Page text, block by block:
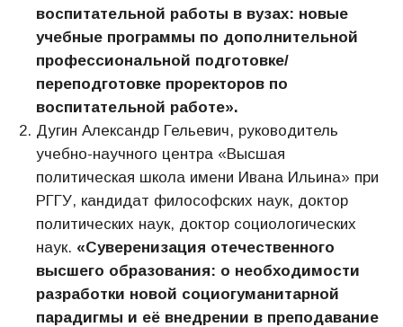
воспитательной работы в вузах: новые
учебные программы по дополнительной
профессиональной подготовке/
переподготовке проректоров по
воспитательной работе».
Дугин Александр Гельевич, руководитель
учебно-научного центра «Высшая
политическая школа имени Ивана Ильина» при
РГГУ, кандидат философских наук, доктор
политических наук, доктор социологических
наук. «Суверенизация отечественного
высшего образования: о необходимости
разработки новой социогуманитарной
парадигмы и её внедрении в преподавание